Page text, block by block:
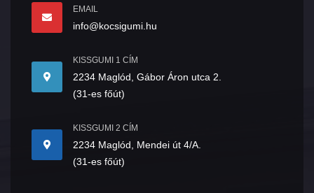
EMAIL
info@kocsigumi.hu
KISSGUMI 1 CÍM
2234 Maglód, Gábor Áron utca 2.
(31-es főút)
KISSGUMI 2 CÍM
2234 Maglód, Mendei út 4/A.
(31-es főút)